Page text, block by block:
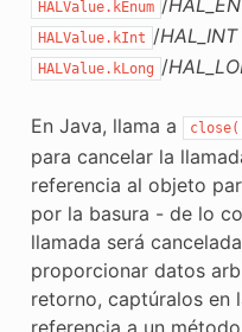
HALValue.kEnum
HALValue.kInt /
HALValue.kLong /
En Java, llama a
para cancelar la
referencia al objeto
por la basura - de lo
llamada será
proporcionar datos
retorno, captúralos en
referencia a un